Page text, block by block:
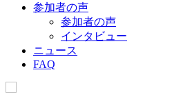
参加者の声
参加者の声
インタビュー
ニュース
FAQ